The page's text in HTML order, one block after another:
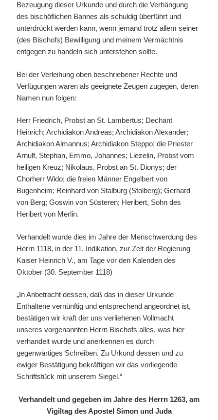
Bezeugung dieser Urkunde und durch die Verhängung
des bischöflichen Bannes als schuldig überführt und
unterdrückt werden kann, wenn jemand trotz allem seiner
(des Bischofs) Bewilligung und meinem Vermächtnis
entgegen zu handeln sich unterstehen sollte.
Bei der Verleihung oben beschriebener Rechte und
Verfügungen waren als geeignete Zeugen zugegen, deren
Namen nun folgen:
Herr Friedrich, Probst an St. Lambertus; Dechant
Heinrich; Archidiakon Andreas; Archidiakon Alexander;
Archidiakon Almannus; Archidiakon Steppo; die Priester
Arnulf, Stephan, Emmo, Johannes; Liezelin, Probst vom
heiligen Kreuz; Nikolaus, Probst an St. Dionys; der
Chorherr Wido; die freien Männer Engelbert von
Bugenheim; Reinhard von Stalburg (Stolberg); Gerhard
von Berg; Goswin von Süsteren; Heribert, Sohn des
Heribert von Merlin.
Verhandelt wurde dies im Jahre der Menschwerdung des
Herrn 1118, in der 11. Indikation, zur Zeit der Regierung
Kaiser Heinrich V., am Tage vor den Kalenden des
Oktober (30. September 1118)
„In Anbetracht dessen, daß das in dieser Urkunde
Enthaltene vernünftig und entsprechend angeordnet ist,
bestätigen wir kraft der uns verliehenen Vollmacht
unseres vorgenannten Herrn Bischofs alles, was hier
verhandelt wurde und anerkennen es durch
gegenwärtiges Schreiben. Zu Urkund dessen und zu
ewiger Bestätigung bekräftigen wir das vorliegende
Schriftstück mit unserem Siegel.“
Verhandelt und gegeben im Jahre des Herrn 1263, am
Vigiltag des Apostel Simon und Juda